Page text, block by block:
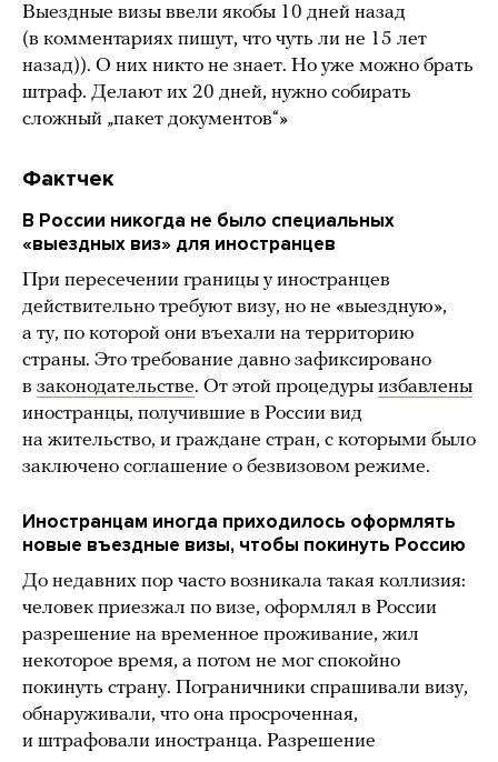
Выездные визы ввели якобы 10 дней назад
(в комментариях пишут, что чуть ли не 15 лет
назад)). О них никто не знает. Но уже можно брать
штраф. Делают их 20 дней, нужно собирать
сложный „пакет документов“»
Фактчек
В России никогда не было специальных
«выездных виз» для иностранцев
При пересечении границы у иностранцев
действительно требуют визу, но не «выездную»,
а ту, по которой они въехали на территорию
страны. Это требование давно зафиксировано
в законодательстве. От этой процедуры избавлены
иностранцы, получившие в России вид
на жительство, и граждане стран, с которыми было
заключено соглашение о безвизовом режиме.
Иностранцам иногда приходилось оформлять
новые въездные визы, чтобы покинуть Россию
До недавних пор часто возникала такая коллизия:
человек приезжал по визе, оформлял в России
разрешение на временное проживание, жил
некоторое время, а потом не мог спокойно
покинуть страну. Пограничники спрашивали визу,
обнаруживали, что она просроченная,
и штрафовали иностранца. Разрешение